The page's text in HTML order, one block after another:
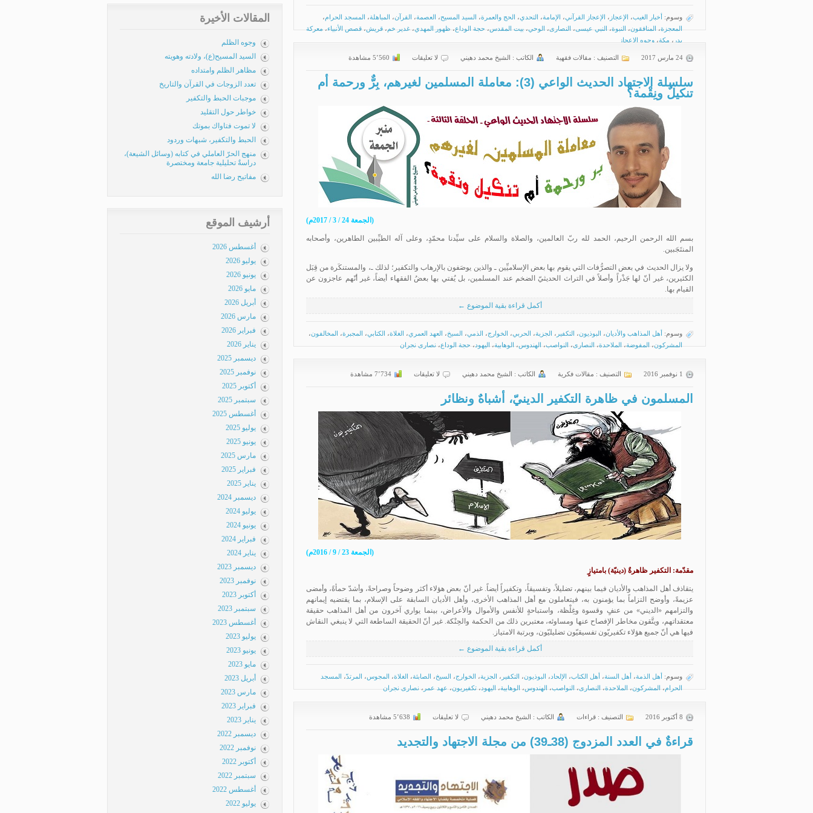
وسوم: أخبار الغيب، الإعجاز ، الإعجاز القرآني، الإمامة، التحدي، الحج والعمرة، السيد المسيح، العصمة، القرآن، المباهلة، المسجد الحرام،
المعجزة، المنافقون، النبوة، النبي عيسى، النصارى، الوحي، بيت المقدس، حجة الوداع، ظهور المهدي، غدير خم ، قريش، قصص الأنبياء، معركة
بدر ، مكة، وجوه الإعجاز
24 مارس 2017 التصنيف : مقالات فقهية الكاتب : الشیخ محمد دهیني لا تعليقات 5٬560 مشاهدة
سلسلة الاجتهاد الحديث الواعي (3): معاملة المسلمين لغيرهم، بِرٌّ ورحمة أم
تنكيلٌ ونِقْمة؟
(الجمعة 24 / 3 / 2017م)
بسم الله الرحمن الرحيم، الحمد لله ربّ العالمين، والصلاة والسلام على سيِّدنا محمّدٍ، وعلى آله الطيِّبين الطاهرين، وأصحابه
المنتَجَبين.
ولا يزال الحديث في بعض التصرُّفات التي يقوم بها بعض الإسلاميِّين ـ والذين يوصَفون بالإرهاب والتكفير؛ لذلك ـ، والمستنكَرة من قِبَل
الكثيرين، غير أنّ لها جَذْراً وأصلاً في التراث الحديثيّ الضخم عند المسلمين، بل يُفتي بها بعضُ الفقهاء أيضاً، غير أنّهم عاجزون عن
القيام بها.
أكمل قراءة بقية الموضوع ←
وسوم: أهل المذاهب والأديان، البوذيون، التكفير ، الجزية، الحربي، الخوارج، الذمي، السيخ، العهد العمري، الغلاة، الكتابي، المجبرة، المخالفون،
المشركون، المفوضة، الملاحدة، النصارى، النواصب، الهندوس، الوهابية، اليهود ، حجة الوداع، نصارى نجران
1 نوفمبر 2016 التصنيف : مقالات فكرية الكاتب : الشیخ محمد دهیني لا تعليقات 7٬734 مشاهدة
المسلمون في ظاهرة التكفير الدينيّ، أشباهٌ ونظائر
(الجمعة 23 / 9 / 2016م)
مقدّمة: التكفير ظاهرةٌ (دينيّة) بامتيازٍ
يتقاذف أهل المذاهب والأديان فيما بينهم، تضليلاً، وتفسيقاً، وتكفيراً أيضاً. غير أنّ بعض هؤلاء أكثر وضوحاً وصراحةً، وأشدّ حمأةً، وأمضى
عزيمةً، وأوضح التزاماً بما يؤمنون به، فيتعاملون مع أهل المذاهب الأخرى، وأهل الأديان السابقة على الإسلام، بما يقتضيه إيمانهم
والتزامهم «الديني» من عنفٍ وقسوة وغِلْظة، واستباحةٍ للأنفس والأموال والأعراض، بينما يواري آخرون من أهل المذاهب حقيقة
معتقداتهم، ويتَّقون مخاطر الإفصاح عنها ومساوئه، معتبرين ذلك من الحكمة والحِنْكة. غير أنّ الحقيقة الساطعة التي لا ينبغي النقاش
فيها هي أنّ جميع هؤلاء تكفيريّون تفسيقيّون تضليليّون، وبرتبة الامتياز.
أكمل قراءة بقية الموضوع ←
وسوم: أهل الذمة، أهل السنة، أهل الكتاب، الإلحاد ، البوذيون، التكفير ، الجزية، الخوارج، السيخ، الصابئة، الغلاة، المجوس، المرتدّ، المسجد
الحرام، المشركون، الملاحدة، النصارى، النواصب، الهندوس، الوهابية، اليهود ، تكفيريون، عهد عمر ، نصارى نجران
8 أكتوبر 2016 التصنيف : قراءات الكاتب : الشیخ محمد دهیني لا تعليقات 5٬638 مشاهدة
قراءةٌ في العدد المزدوج (38ـ39) من مجلة الاجتهاد والتجديد
المقالات الأخيرة
وجوه الظلم
السيد المسيح(ع)، ولادته وهويته
مظاهر الظلم وامتداده
تعدد الزوجات في القرآن والتاريخ
موجبات الحبط والتكفير
خواطر حول التقليد
لا تموت فتاواك بموتك
الحبط والتكفير، شبهات وردود
منهج الحرّ العاملي في كتابه (وسائل الشيعة)،
دراسةٌ تحليلية جامعة ومختصرة
مفاتيح رضا الله
أرشيف الموقع
أغسطس 2026
يوليو 2026
يونيو 2026
مايو 2026
أبريل 2026
مارس 2026
فبراير 2026
يناير 2026
ديسمبر 2025
نوفمبر 2025
أكتوبر 2025
سبتمبر 2025
أغسطس 2025
يوليو 2025
يونيو 2025
مارس 2025
فبراير 2025
يناير 2025
ديسمبر 2024
يوليو 2024
يونيو 2024
فبراير 2024
يناير 2024
ديسمبر 2023
نوفمبر 2023
أكتوبر 2023
سبتمبر 2023
أغسطس 2023
يوليو 2023
يونيو 2023
مايو 2023
أبريل 2023
مارس 2023
فبراير 2023
يناير 2023
ديسمبر 2022
نوفمبر 2022
أكتوبر 2022
سبتمبر 2022
أغسطس 2022
يوليو 2022